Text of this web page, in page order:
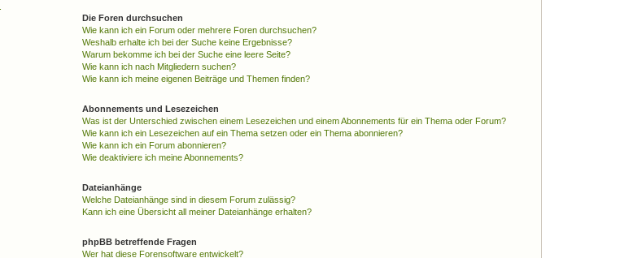
Die Foren durchsuchen
Wie kann ich ein Forum oder mehrere Foren durchsuchen?
Weshalb erhalte ich bei der Suche keine Ergebnisse?
Warum bekomme ich bei der Suche eine leere Seite?
Wie kann ich nach Mitgliedern suchen?
Wie kann ich meine eigenen Beiträge und Themen finden?
Abonnements und Lesezeichen
Was ist der Unterschied zwischen einem Lesezeichen und einem Abonnements für ein Thema oder Forum?
Wie kann ich ein Lesezeichen auf ein Thema setzen oder ein Thema abonnieren?
Wie kann ich ein Forum abonnieren?
Wie deaktiviere ich meine Abonnements?
Dateianhänge
Welche Dateianhänge sind in diesem Forum zulässig?
Kann ich eine Übersicht all meiner Dateianhänge erhalten?
phpBB betreffende Fragen
Wer hat diese Forensoftware entwickelt?